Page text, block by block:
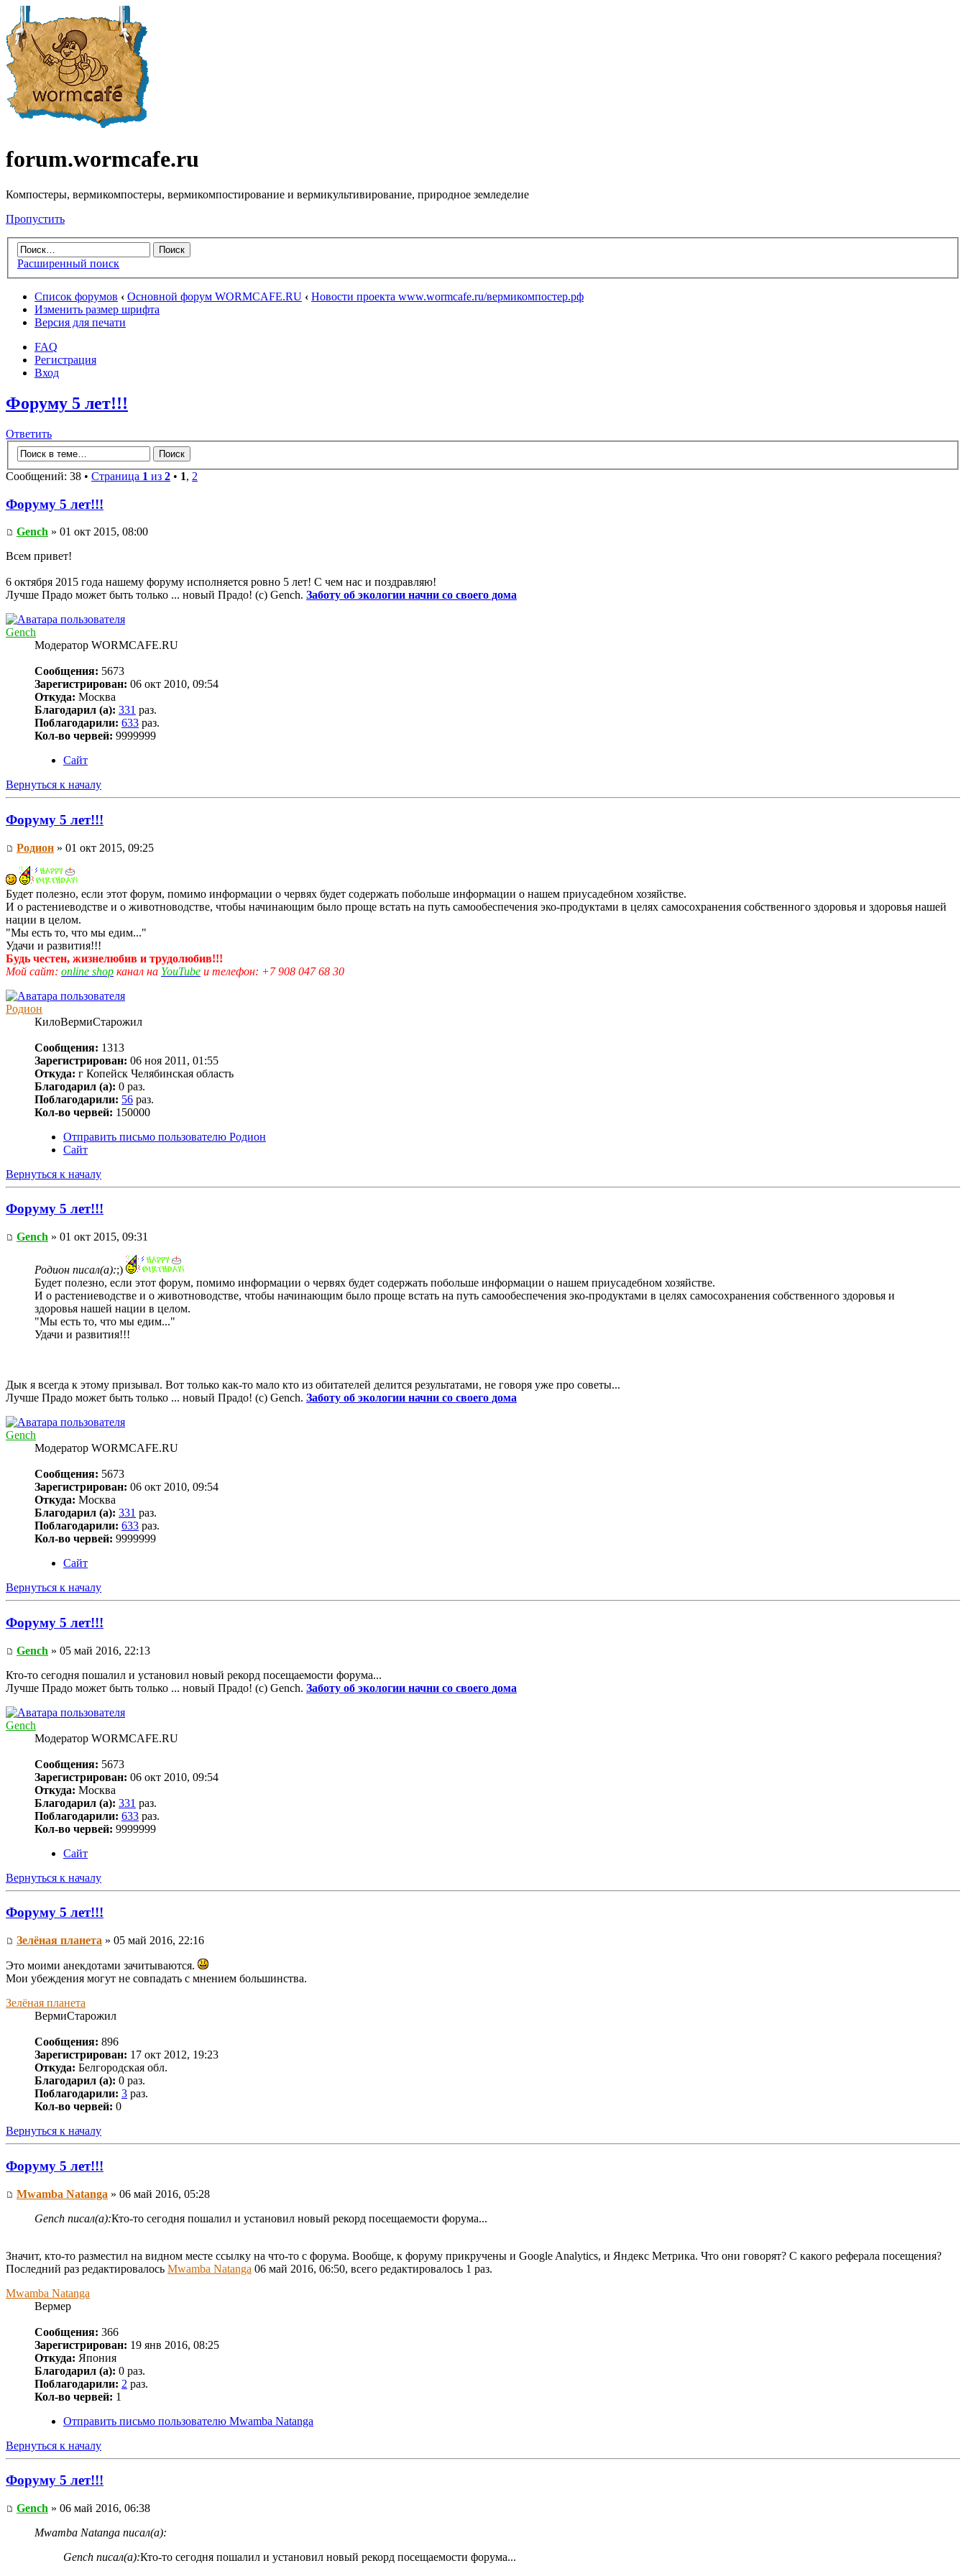
forum.wormcafe.ru
Компостеры, вермикомпостеры, вермикомпостирование и вермикультивирование, природное земледелие
Пропустить
Расширенный поиск
Список форумов ‹ Основной форум WORMCAFE.RU ‹ Новости проекта www.wormcafe.ru/вермикомпостер.рф
Изменить размер шрифта
Версия для печати
FAQ
Регистрация
Вход
Форуму 5 лет!!!
Ответить
Сообщений: 38 • Страница 1 из 2 • 1, 2
Форуму 5 лет!!!
Gench » 01 окт 2015, 08:00
Всем привет!
6 октября 2015 года нашему форуму исполняется ровно 5 лет! С чем нас и поздравляю!
Лучше Прадо может быть только ... новый Прадо! (c) Gench. Заботу об экологии начни со своего дома
Gench
Модератор WORMCAFE.RU
Сообщения: 5673
Зарегистрирован: 06 окт 2010, 09:54
Откуда: Москва
Благодарил (а): 331 раз.
Поблагодарили: 633 раз.
Кол-во червей: 9999999
Сайт
Вернуться к началу
Форуму 5 лет!!!
Родион » 01 окт 2015, 09:25
Будет полезно, если этот форум, помимо информации о червях будет содержать побольше информации о нашем приусадебном хозяйстве.
И о растениеводстве и о животноводстве, чтобы начинающим было проще встать на путь самообеспечения эко-продуктами в целях самосохранения собственного здоровья и здоровья нашей
нации в целом.
"Мы есть то, что мы едим..."
Удачи и развития!!!
Будь честен, жизнелюбив и трудолюбив!!!
Мой сайт: online shop канал на YouTube и телефон: +7 908 047 68 30
Родион
КилоВермиСтарожил
Сообщения: 1313
Зарегистрирован: 06 ноя 2011, 01:55
Откуда: г Копейск Челябинская область
Благодарил (а): 0 раз.
Поблагодарили: 56 раз.
Кол-во червей: 150000
Отправить письмо пользователю Родион
Сайт
Вернуться к началу
Форуму 5 лет!!!
Gench » 01 окт 2015, 09:31
Родион писал(а):;)
Будет полезно, если этот форум, помимо информации о червях будет содержать побольше информации о нашем приусадебном хозяйстве.
И о растениеводстве и о животноводстве, чтобы начинающим было проще встать на путь самообеспечения эко-продуктами в целях самосохранения собственного здоровья и
здоровья нашей нации в целом.
"Мы есть то, что мы едим..."
Удачи и развития!!!
Дык я всегда к этому призывал. Вот только как-то мало кто из обитателей делится результатами, не говоря уже про советы...
Лучше Прадо может быть только ... новый Прадо! (c) Gench. Заботу об экологии начни со своего дома
Gench
Модератор WORMCAFE.RU
Сообщения: 5673
Зарегистрирован: 06 окт 2010, 09:54
Откуда: Москва
Благодарил (а): 331 раз.
Поблагодарили: 633 раз.
Кол-во червей: 9999999
Сайт
Вернуться к началу
Форуму 5 лет!!!
Gench » 05 май 2016, 22:13
Кто-то сегодня пошалил и установил новый рекорд посещаемости форума...
Лучше Прадо может быть только ... новый Прадо! (c) Gench. Заботу об экологии начни со своего дома
Gench
Модератор WORMCAFE.RU
Сообщения: 5673
Зарегистрирован: 06 окт 2010, 09:54
Откуда: Москва
Благодарил (а): 331 раз.
Поблагодарили: 633 раз.
Кол-во червей: 9999999
Сайт
Вернуться к началу
Форуму 5 лет!!!
Зелёная планета » 05 май 2016, 22:16
Это моими анекдотами зачитываются.
Мои убеждения могут не совпадать с мнением большинства.
Зелёная планета
ВермиСтарожил
Сообщения: 896
Зарегистрирован: 17 окт 2012, 19:23
Откуда: Белгородская обл.
Благодарил (а): 0 раз.
Поблагодарили: 3 раз.
Кол-во червей: 0
Вернуться к началу
Форуму 5 лет!!!
Mwamba Natanga » 06 май 2016, 05:28
Gench писал(а):Кто-то сегодня пошалил и установил новый рекорд посещаемости форума...
Значит, кто-то разместил на видном месте ссылку на что-то с форума. Вообще, к форуму прикручены и Google Analytics, и Яндекс Метрика. Что они говорят? С какого реферала посещения?
Последний раз редактировалось Mwamba Natanga 06 май 2016, 06:50, всего редактировалось 1 раз.
Mwamba Natanga
Вермер
Сообщения: 366
Зарегистрирован: 19 янв 2016, 08:25
Откуда: Япония
Благодарил (а): 0 раз.
Поблагодарили: 2 раз.
Кол-во червей: 1
Отправить письмо пользователю Mwamba Natanga
Вернуться к началу
Форуму 5 лет!!!
Gench » 06 май 2016, 06:38
Mwamba Natanga писал(а):
Gench писал(а):Кто-то сегодня пошалил и установил новый рекорд посещаемости форума...